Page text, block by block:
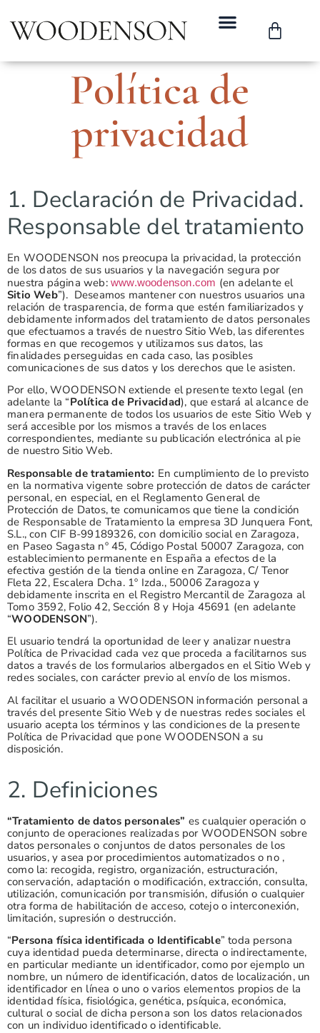
Política de
privacidad
1. Declaración de Privacidad.
Responsable del tratamiento
En WOODENSON nos preocupa la privacidad, la protección
de los datos de sus usuarios y la navegación segura por
nuestra página web: www.woodenson.com (en adelante el
Sitio Web”). Deseamos mantener con nuestros usuarios una
relación de trasparencia, de forma que estén familiarizados y
debidamente informados del tratamiento de datos personales
que efectuamos a través de nuestro Sitio Web, las diferentes
formas en que recogemos y utilizamos sus datos, las
finalidades perseguidas en cada caso, las posibles
comunicaciones de sus datos y los derechos que le asisten.
Por ello, WOODENSON extiende el presente texto legal (en
adelante la “Política de Privacidad), que estará al alcance de
manera permanente de todos los usuarios de este Sitio Web y
será accesible por los mismos a través de los enlaces
correspondientes, mediante su publicación electrónica al pie
de nuestro Sitio Web.
Responsable de tratamiento: En cumplimiento de lo previsto
en la normativa vigente sobre protección de datos de carácter
personal, en especial, en el Reglamento General de
Protección de Datos, te comunicamos que tiene la condición
de Responsable de Tratamiento la empresa 3D Junquera Font,
S.L., con CIF B-99189326, con domicilio social en Zaragoza,
en Paseo Sagasta nº 45, Código Postal 50007 Zaragoza, con
establecimiento permanente en España a efectos de la
efectiva gestión de la tienda online en Zaragoza, C/ Tenor
Fleta 22, Escalera Dcha. 1º Izda., 50006 Zaragoza y
debidamente inscrita en el Registro Mercantil de Zaragoza al
Tomo 3592, Folio 42, Sección 8 y Hoja 45691 (en adelante
“WOODENSON”).
El usuario tendrá la oportunidad de leer y analizar nuestra
Política de Privacidad cada vez que proceda a facilitarnos sus
datos a través de los formularios albergados en el Sitio Web y
redes sociales, con carácter previo al envío de los mismos.
Al facilitar el usuario a WOODENSON información personal a
través del presente Sitio Web y de nuestras redes sociales el
usuario acepta los términos y las condiciones de la presente
Política de Privacidad que pone WOODENSON a su
disposición.
2. Definiciones
“Tratamiento de datos personales” es cualquier operación o
conjunto de operaciones realizadas por WOODENSON sobre
datos personales o conjuntos de datos personales de los
usuarios, y asea por procedimientos automatizados o no ,
como la: recogida, registro, organización, estructuración,
conservación, adaptación o modificación, extracción, consulta,
utilización, comunicación por transmisión, difusión o cualquier
otra forma de habilitación de acceso, cotejo o interconexión,
limitación, supresión o destrucción.
“Persona física identificada o Identificable” toda persona
cuya identidad pueda determinarse, directa o indirectamente,
en particular mediante un identificador, como por ejemplo un
nombre, un número de identificación, datos de localización, un
identificador en línea o uno o varios elementos propios de la
identidad física, fisiológica, genética, psíquica, económica,
cultural o social de dicha persona son los datos relacionados
con un individuo identificado o identificable.